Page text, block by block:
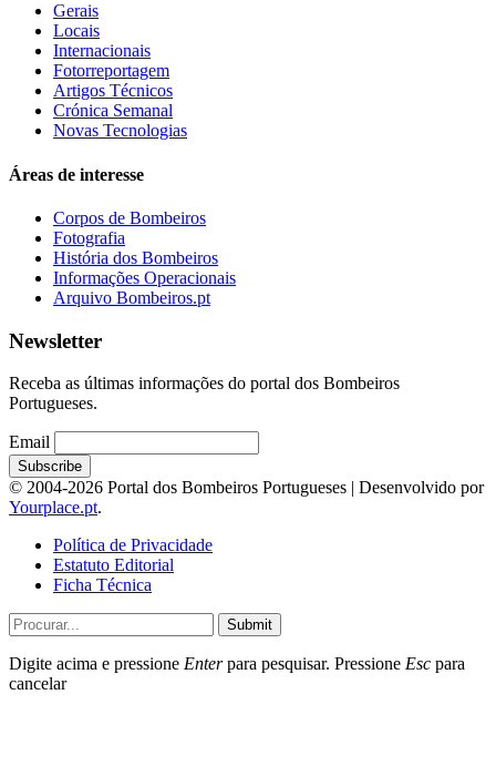
Gerais
Locais
Internacionais
Fotorreportagem
Artigos Técnicos
Crónica Semanal
Novas Tecnologias
Áreas de interesse
Corpos de Bombeiros
Fotografia
História dos Bombeiros
Informações Operacionais
Arquivo Bombeiros.pt
Newsletter
Receba as últimas informações do portal dos Bombeiros
Portugueses.
Email
© 2004-2026 Portal dos Bombeiros Portugueses | Desenvolvido por
Yourplace.pt.
Política de Privacidade
Estatuto Editorial
Ficha Técnica
Submit
Digite acima e pressione Enterpara pesquisar. Pressione Esc para
cancelar